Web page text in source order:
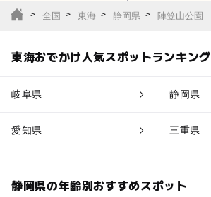
全国 東海 静岡県 陣笠山公園
東海おでかけ人気スポットランキング
岐阜県 静岡県
愛知県 三重県
静岡県の年齢別おすすめスポット